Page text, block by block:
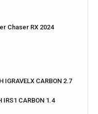
Chaser RX 2024
CARBON 2.7
CARBON 1.4